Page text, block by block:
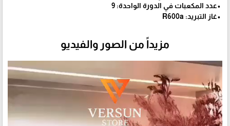
•عدد المكعبات في الدورة الواحدة: 9
•غاز التبريد: R600a
مزيداً من الصور والفيديو